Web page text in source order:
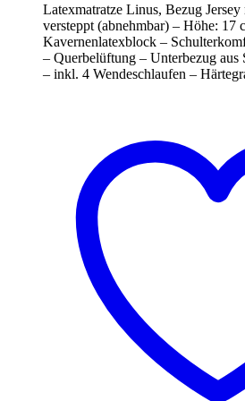
Latexmatratze Linus, Bezug
versteppt (abnehmbar) – Höhe: 17
Kavernenlatexblock –
– Querbelüftung – Unterbezug aus
– inkl. 4 Wendeschlaufen –